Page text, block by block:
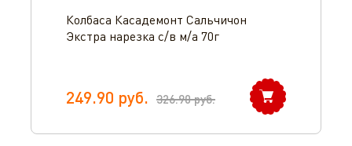
Колбаса Касадемонт Сальчичон
Экстра нарезка с/в м/а 70г
249.90 руб. 326.90руб.